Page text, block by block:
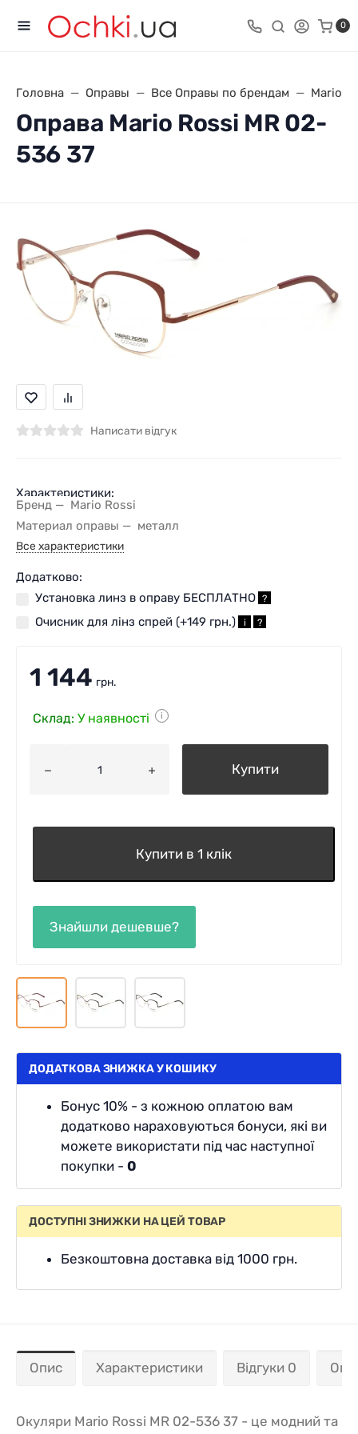
0
Головна Оправы Все Оправы по брендам Mario
Оправа Mario Rossi MR 02-
536 37
Написати відгук
Характеристики:
Бренд
Mario Rossi
Материал оправы
металл
Все характеристики
Додатково:
Установка линз в оправу БЕСПЛАТНО ?
Очисник для лінз спрей (+149 грн.) i ?
1 144 грн.
Склад: У наявності i
Купити
Купити в 1 клік
ДОДАТКОВА ЗНИЖКА У КОШИКУ
Бонус 10% - з кожною оплатою вам
додатково нараховуються бонуси, які ви
можете використати під час наступної
покупки - 0
ДОСТУПНІ ЗНИЖКИ НА ЦЕЙ ТОВАР
Безкоштовна доставка від 1000 грн.
Опис Характеристики Відгуки 0
Окуляри Mario Rossi MR 02-536 37 - це модний та